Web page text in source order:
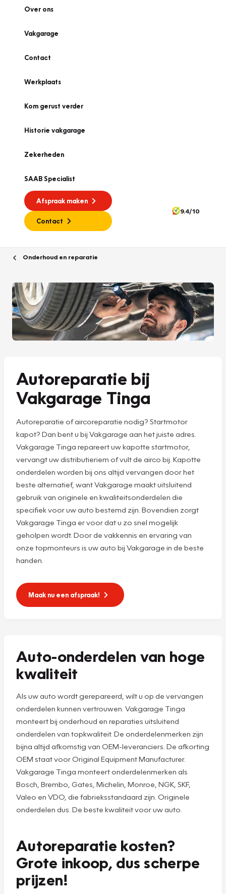
Over ons
Vakgarage
Contact
Werkplaats
Kom gerust verder
Historie vakgarage
Zekerheden
SAAB Specialist
Afspraak maken
Contact
9.4/10
Onderhoud en reparatie
Autoreparatie bij
Vakgarage Tinga
Autoreparatie of aircoreparatie nodig? Startmotor
kapot? Dan bent u bij Vakgarage aan het juiste adres.
Vakgarage Tinga repareert uw kapotte startmotor,
vervangt uw distributieriem of vult de airco bij. Kapotte
onderdelen worden bij ons altijd vervangen door het
beste alternatief, want Vakgarage maakt uitsluitend
gebruik van originele en kwaliteitsonderdelen die
specifiek voor uw auto bestemd zijn. Bovendien zorgt
Vakgarage Tinga er voor dat u zo snel mogelijk
geholpen wordt. Door de vakkennis en ervaring van
onze topmonteurs is uw auto bij Vakgarage in de beste
handen.
Maak nu een afspraak!
Auto-onderdelen van hoge
kwaliteit
Als uw auto wordt gerepareerd, wilt u op de vervangen
onderdelen kunnen vertrouwen. Vakgarage Tinga
monteert bij onderhoud en reparaties uitsluitend
onderdelen van topkwaliteit. De onderdelenmerken zijn
bijna altijd afkomstig van OEM-leveranciers. De afkorting
OEM staat voor Original Equipment Manufacturer.
Vakgarage Tinga monteert onderdelenmerken als
Bosch, Brembo, Gates, Michelin, Monroe, NGK, SKF,
Valeo en VDO, die fabrieksstandaard zijn. Originele
onderdelen dus. De beste kwaliteit voor uw auto.
Autoreparatie kosten?
Grote inkoop, dus scherpe
prijzen!